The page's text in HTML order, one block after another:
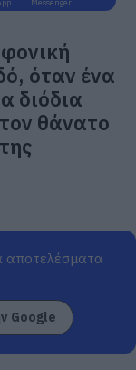
Messenger
όταν ένα
διόδια
θάνατο
αποτελέσματα
Google